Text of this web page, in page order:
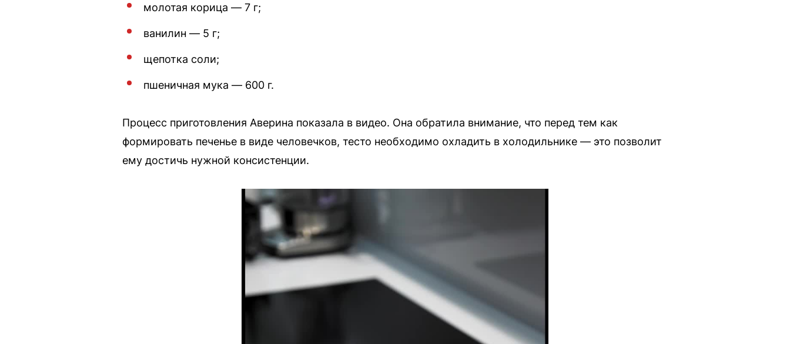
молотая корица — 7 г;
ванилин — 5 г;
щепотка соли;
пшеничная мука — 600 г.
Процесс приготовления Аверина показала в видео. Она обратила внимание, что перед тем как
формировать печенье в виде человечков, тесто необходимо охладить в холодильнике — это позволит
ему достичь нужной консистенции.